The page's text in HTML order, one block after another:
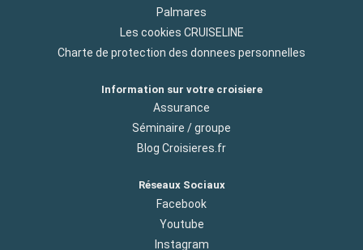
Palmares
Les cookies CRUISELINE
Charte de protection des donnees personnelles
Information sur votre croisiere
Assurance
Séminaire / groupe
Blog Croisieres.fr
Réseaux Sociaux
Facebook
Youtube
Instagram